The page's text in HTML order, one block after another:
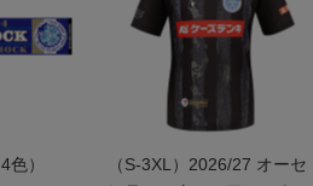
）
（S-3XL）2026/27 オーセ